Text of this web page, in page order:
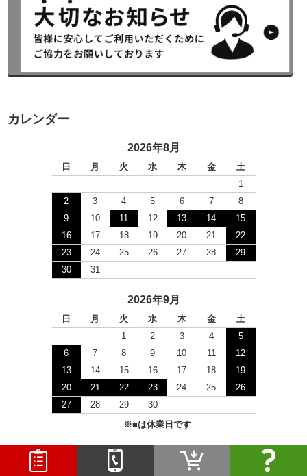
カレンダー
2026年8月
日 月 火 水 木 金
土
1
2
3 4 5 6 7
8
9
10 11 12 13 14
15
16
17 18 19 20 21
22
23
24 25 26 27 28
29
30
31
2026年9月
日 月 火 水 木 金
土
1
2 3 4
5
6
7 8 9 10 11
12
13
14 15 16 17 18
19
20
21 22 23 24 25
26
27
28 29 30
※■は休業日です
Copyright © 2026 セツビコム All Rights Reserved.